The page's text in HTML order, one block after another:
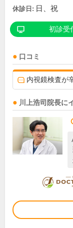
休診日: 日、祝
初診受
口コミ
内視鏡検査が
川上浩司 院長に